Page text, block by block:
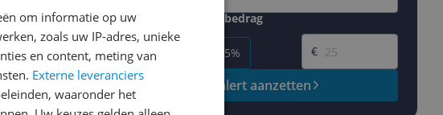
Gewenste daling of bedrag
-5% -15%
Gewenste prijs
€
Prijsalert aanzetten
om informatie op uw
zoals uw IP-adres, unieke
en content, meting van
Externe leveranciers
waaronder het